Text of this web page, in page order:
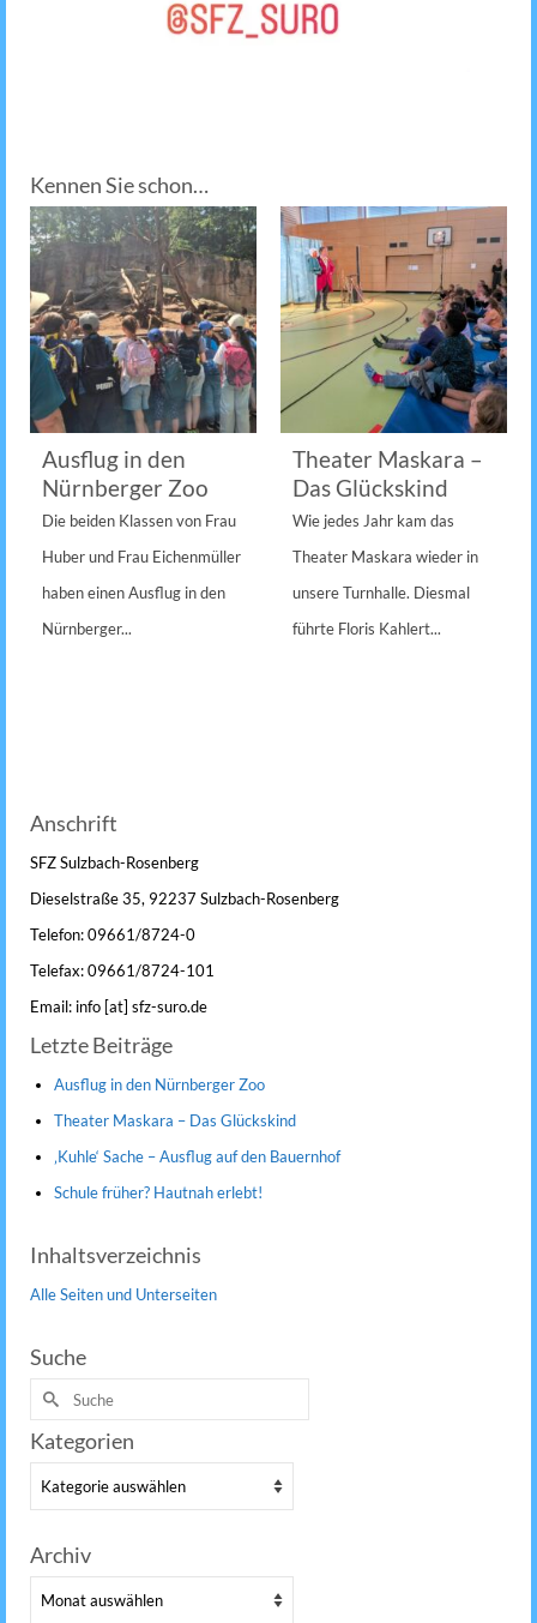
Kennen Sie schon…
Ausflug in den
Nürnberger Zoo
Die beiden Klassen von Frau
Huber und Frau Eichenmüller
haben einen Ausflug in den
Nürnberger...
Theater Maskara –
Das Glückskind
Wie jedes Jahr kam das
Theater Maskara wieder in
unsere Turnhalle. Diesmal
führte Floris Kahlert...
Anschrift
SFZ Sulzbach-Rosenberg
Dieselstraße 35, 92237 Sulzbach-Rosenberg
Telefon: 09661/8724-0
Telefax: 09661/8724-101
Email: info [at] sfz-suro.de
Letzte Beiträge
Ausflug in den Nürnberger Zoo
Theater Maskara – Das Glückskind
‚Kuhle‘ Sache – Ausflug auf den Bauernhof
Schule früher? Hautnah erlebt!
Inhaltsverzeichnis
Alle Seiten und Unterseiten
Suche
Suche
nach:
Kategorien
Kategorien
Archiv
Archiv